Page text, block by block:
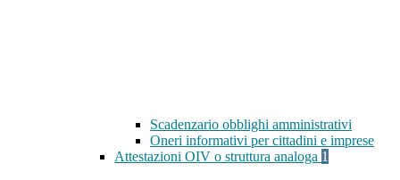
Scadenzario obblighi amministrativi
Oneri informativi per cittadini e imprese
Attestazioni OIV o struttura analoga 1